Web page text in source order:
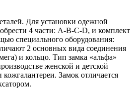
Для установки одежной
4 части: A-B-C-D, и комплект
специального оборудования:
2 основных вида соединения
и кольцо. Тип замка «альфа»
женской и детской
Замок отличается